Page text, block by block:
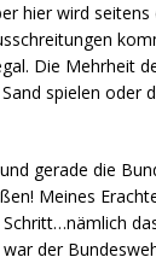
hier wird
Die Mehrheit
spielen oder
gerade die
Meines
der